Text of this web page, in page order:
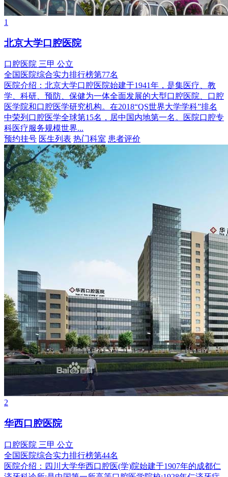
1
北京大学口腔医院
口腔医院 三甲 公立
全国医院综合实力排行榜第77名
医院介绍： 北京大学口腔医院始建于1941年，是集医疗、教
学、科研、预防、保健为一体全面发展的大型口腔医院、口腔
医学院和口腔医学研究机构。在2018“QS世界大学学科”排名
中荣列口腔医学全球第15名，居中国内地第一名。医院口腔专
科医疗服务规模世界...
预约挂号 医生列表 热门科室 患者评价
2
华西口腔医院
口腔医院 三甲 公立
全国医院综合实力排行榜第44名
医院介绍： 四川大学华西口腔医(学)院始建于1907年的成都仁